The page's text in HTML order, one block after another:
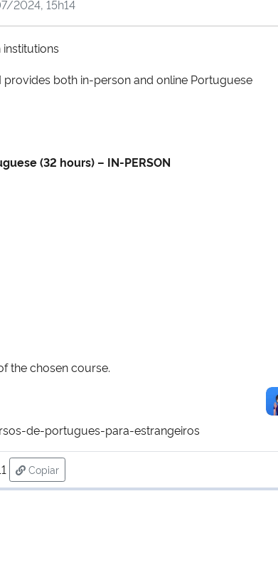
2024, 15h14
both in-person and online Portuguese
(32 hours) – IN-PERSON
the chosen course.
de-portugues-para-estrangeiros
Copiar
para área de transferência